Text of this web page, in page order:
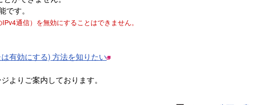
す。
通信）を無効にすることはできません。
有効にする) 方法を知りたい
よりご案内しております。